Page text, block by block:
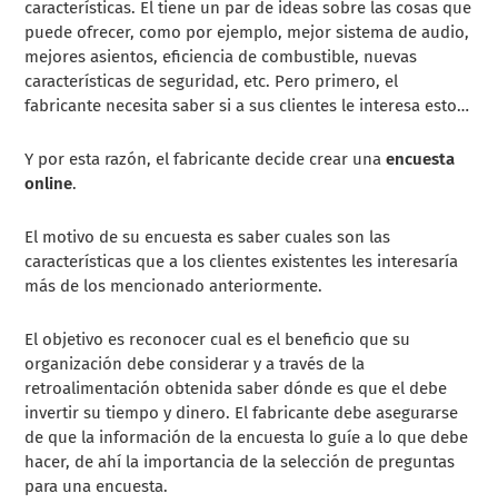
características. El tiene un par de ideas sobre las cosas que
puede ofrecer, como por ejemplo, mejor sistema de audio,
mejores asientos, eficiencia de combustible, nuevas
características de seguridad, etc. Pero primero, el
fabricante necesita saber si a sus clientes le interesa esto…
Y por esta razón, el fabricante decide crear unaencuesta
online.
El motivo de su encuesta es saber cuales son las
características que a los clientes existentes les interesaría
más de los mencionado anteriormente.
El objetivo es reconocer cual es el beneficio que su
organización debe considerar y a través de la
retroalimentación obtenida saber dónde es que el debe
invertir su tiempo y dinero. El fabricante debe asegurarse
de que la información de la encuesta lo guíe a lo que debe
hacer, de ahí la importancia de la selección de preguntas
para una encuesta.